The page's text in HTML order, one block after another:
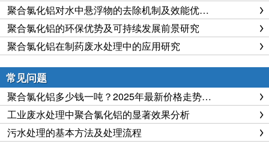
聚合氯化铝对水中悬浮物的去除机制及效能优化研究
聚合氯化铝的环保优势及可持续发展前景研究
聚合氯化铝在制药废水处理中的应用研究
常见问题
聚合氯化铝多少钱一吨？2025年最新价格走势与深度成本分析
工业废水处理中聚合氯化铝的显著效果分析
污水处理的基本方法及处理流程